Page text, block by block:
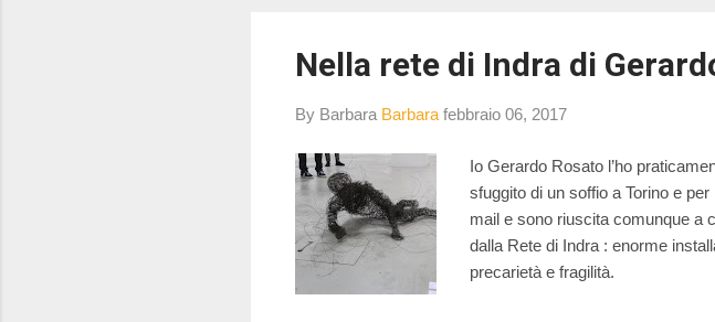
Nella rete di Indra di
By Barbara Barbara febbraio 06, 2017
Io Gerardo Rosato l’ho
sfuggito di un soffio a Torino e
mail e sono riuscita comunque a
dalla Rete di Indra : enorme
precarietà e fragilità.